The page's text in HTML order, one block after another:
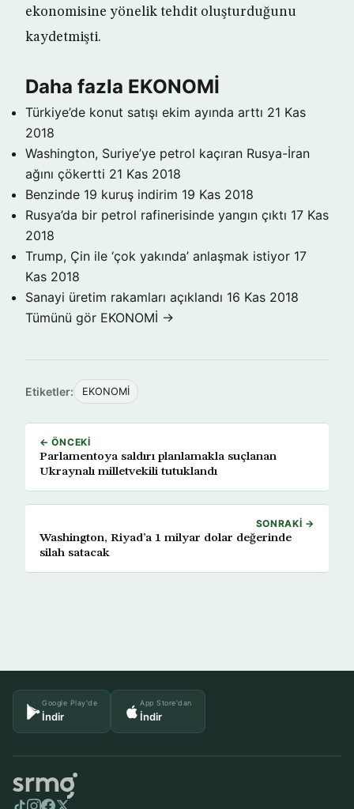
ekonomisine yönelik tehdit oluşturduğunu
kaydetmişti.
Daha fazla EKONOMİ
Türkiye’de konut satışı ekim ayında arttı 21 Kas
2018
Washington, Suriye’ye petrol kaçıran Rusya-İran
ağını çökertti 21 Kas 2018
Benzinde 19 kuruş indirim 19 Kas 2018
Rusya’da bir petrol rafinerisinde yangın çıktı 17 Kas
2018
Trump, Çin ile ‘çok yakında’ anlaşmak istiyor 17
Kas 2018
Sanayi üretim rakamları açıklandı 16 Kas 2018
Tümünü gör EKONOMİ →
Etiketler: EKONOMİ
← ÖNCEKI
Parlamentoya saldırı planlamakla suçlanan
Ukraynalı milletvekili tutuklandı
SONRAKI →
Washington, Riyad’a 1 milyar dolar değerinde
silah satacak
Google Play'de
İndir
App Store'dan
İndir